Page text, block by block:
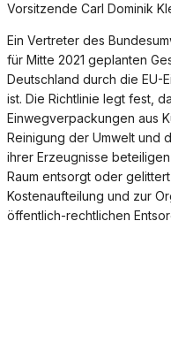
Vorsitzende Carl Dominik
Ein Vertreter des
für Mitte 2021 geplanten
Deutschland durch die EU-
ist. Die Richtlinie legt fest,
Einwegverpackungen aus
Reinigung der Umwelt und
ihrer Erzeugnisse
Raum entsorgt oder
Kostenaufteilung und zur
öffentlich-rechtlichen